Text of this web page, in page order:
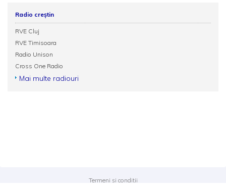
Radio creștin
RVE Cluj
RVE Timisoara
Radio Unison
Cross One Radio
Mai multe radiouri
Termeni și condiții